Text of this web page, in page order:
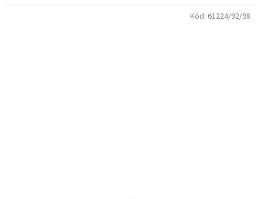
Kód: 61224/92/98